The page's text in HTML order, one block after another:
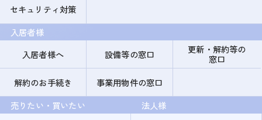
セキュリティ対策
入居者様
入居者様へ
設備等の窓口
更新・解約等の
窓口
解約のお手続き
事業用物件の窓口
売りたい・買いたい
法人様